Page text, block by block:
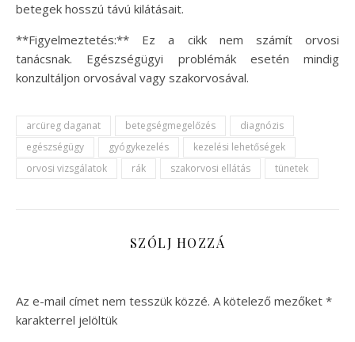
betegek hosszú távú kilátásait.
**Figyelmeztetés:** Ez a cikk nem számít orvosi
tanácsnak. Egészségügyi problémák esetén mindig
konzultáljon orvosával vagy szakorvosával.
arcüreg daganat betegségmegelőzés
diagnózis
egészségügy
gyógykezelés
kezelési lehetőségek
orvosi vizsgálatok
rák szakorvosi ellátás tünetek
SZÓLJ HOZZÁ
Az e-mail címet nem tesszük közzé. A kötelező mezőket *
karakterrel jelöltük